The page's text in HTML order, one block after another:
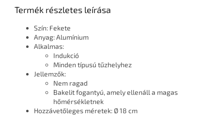
Termék részletes leírása
Szín: Fekete
Anyag: Alumínium
Alkalmas:
Indukció
Minden típusú tűzhelyhez
Jellemzők:
Nem ragad
Bakelit fogantyú, amely ellenáll a magas
hőmérsékletnek
Hozzávetőleges méretek: Ø 18 cm